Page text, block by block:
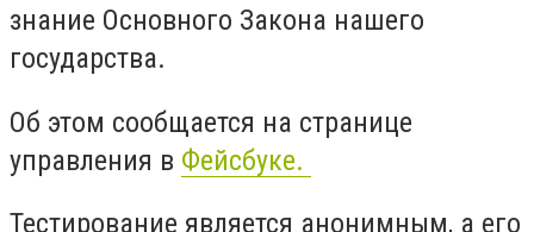
знание Основного Закона нашего
государства.
Об этом сообщается на странице
управления в Фейсбуке.
Тестирование является анонимным, а его